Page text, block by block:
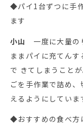
◆パイ1台ずつに手
ます
小山
一度に大量の
ままパイに充てん
で きてしまうこと
ごを手作業で詰め
えるようにしていま
◆おすすめの食べ方